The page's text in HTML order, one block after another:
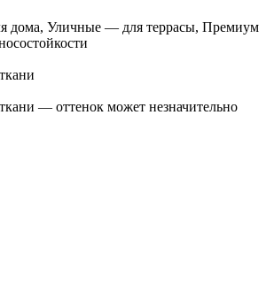
дома, Уличные — для террасы, Премиум
— оттенок может незначительно